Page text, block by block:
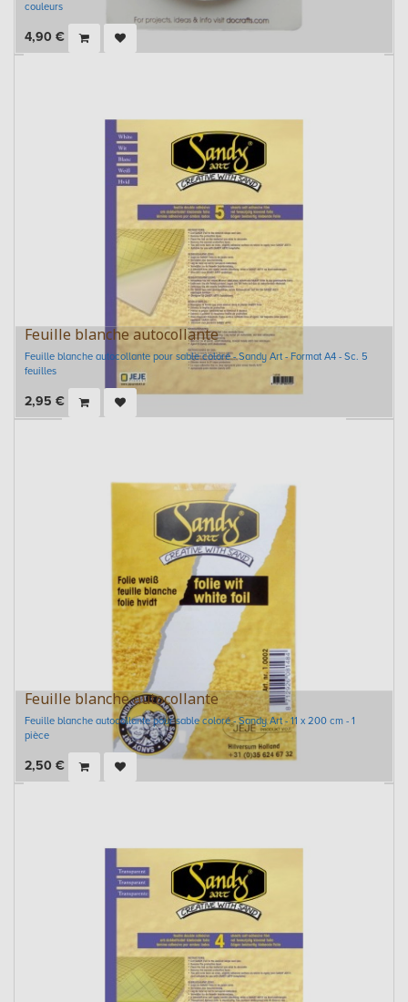
couleurs
4,90 €
Feuille blanche autocollante
Feuille blanche autocollante pour sable coloré - Sandy Art - Format A4 - Sc. 5
feuilles
2,95 €
Feuille blanche autocollante
Feuille blanche autocollante pour sable coloré - Sandy Art - 11 x 200 cm - 1
pièce
2,50 €